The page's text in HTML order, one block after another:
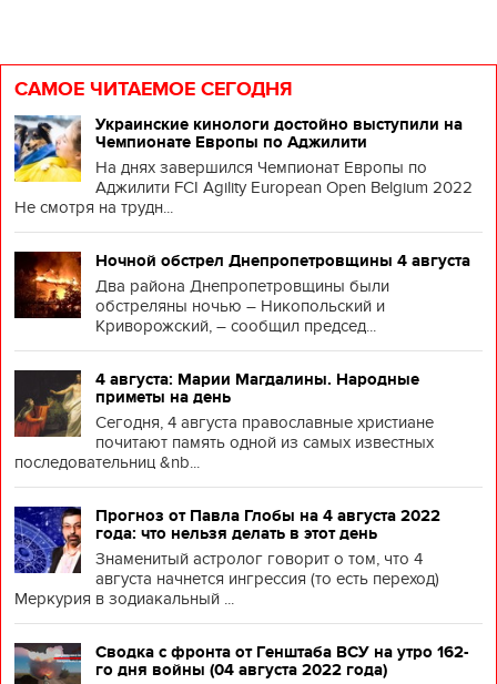
САМОЕ ЧИТАЕМОЕ СЕГОДНЯ
Украинские кинологи достойно выступили на
Чемпионате Европы по Аджилити
На днях завершился Чемпионат Европы по
Аджилити FCI Agility European Open Belgium 2022
Не смотря на трудн...
Ночной обстрел Днепропетровщины 4 августа
Два района Днепропетровщины были
обстреляны ночью – Никопольский и
Криворожский, – сообщил председ...
4 августа: Марии Магдалины. Народные
приметы на день
Сегодня, 4 августа православные христиане
почитают память одной из самых известных
последовательниц &nb...
Прогноз от Павла Глобы на 4 августа 2022
года: что нельзя делать в этот день
Знаменитый астролог говорит о том, что 4
августа начнется ингрессия (то есть переход)
Меркурия в зодиакальный ...
Сводка с фронта от Генштаба ВСУ на утро 162-
го дня войны (04 августа 2022 года)